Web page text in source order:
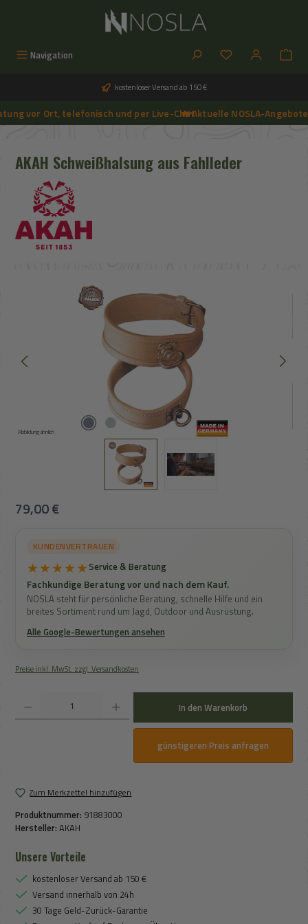
Navigation Du hast 0
kostenloser Versand ab 150 €
vor Ort, telefonisch und per Live-Chat
➔
🔥 Aktuelle NOSLA-Angebote
AKAH Schweißhalsung aus Fahlleder
Bildergalerie überspringen
Abbildung ähnlich
Regulärer Preis:
79,00 €
KUNDENVERTRAUEN
★★★★★Service & Beratung
Fachkundige Beratung vor und nach dem Kauf.
NOSLA steht für persönliche Beratung, schnelle Hilfe und ein
breites Sortiment rund um Jagd, Outdoor und Ausrüstung.
Alle Google-Bewertungen ansehen
Preise inkl. MwSt. zzgl. Versandkosten
In den Warenkorb
günstigeren Preis anfragen
Zum Merkzettel hinzufügen
Produktnummer: 91883000
Hersteller: AKAH
Unsere Vorteile
kostenloser Versand ab 150 €
Versand innerhalb von 24h
30 Tage Geld-Zurück-Garantie